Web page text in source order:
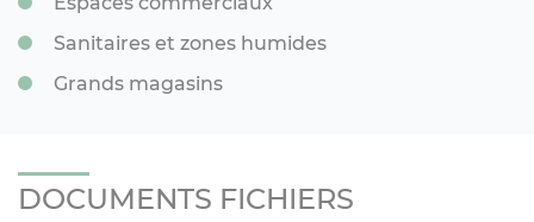
Sanitaires et zones humides
Grands magasins
DOCUMENTS FICHIERS